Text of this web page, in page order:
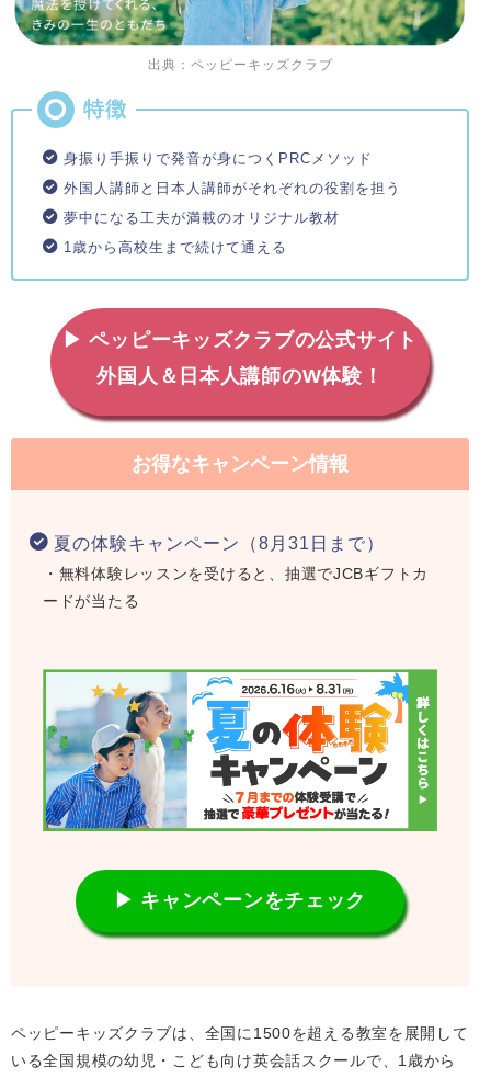
出典：ペッピーキッズクラブ
身振り手振りで発音が身につくPRCメソッド
外国人講師と日本人講師がそれぞれの役割を担う
夢中になる工夫が満載のオリジナル教材
1歳から高校生まで続けて通える
▶ ペッピーキッズクラブの公式サイト
外国人＆日本人講師のW体験！
お得なキャンペーン情報
夏の体験キャンペーン（8月31日まで）
・無料体験レッスンを受けると、抽選でJCBギフトカ
ードが当たる
▶ キャンペーンをチェック
ペッピーキッズクラブは、全国に1500を超える教室を展開して
いる全国規模の幼児・こども向け英会話スクールで、1歳から